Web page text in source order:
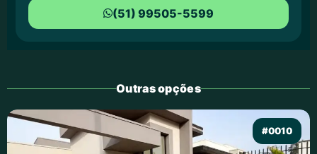
(51) 99505-5599
Outras opções
#0010